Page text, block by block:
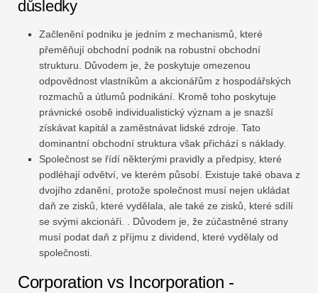
důsledky
Začlenění podniku je jedním z mechanismů, které
přeměňují obchodní podnik na robustní obchodní
strukturu. Důvodem je, že poskytuje omezenou
odpovědnost vlastníkům a akcionářům z hospodářských
rozmachů a útlumů podnikání. Kromě toho poskytuje
právnické osobě individualistický význam a je snazší
získávat kapitál a zaměstnávat lidské zdroje. Tato
dominantní obchodní struktura však přichází s náklady.
Společnost se řídí některými pravidly a předpisy, které
podléhají odvětví, ve kterém působí. Existuje také obava z
dvojího zdanění, protože společnost musí nejen ukládat
daň ze zisků, které vydělala, ale také ze zisků, které sdílí
se svými akcionáři. . Důvodem je, že zúčastněné strany
musí podat daň z příjmu z dividend, které vydělaly od
společnosti.
Corporation vs Incorporation -